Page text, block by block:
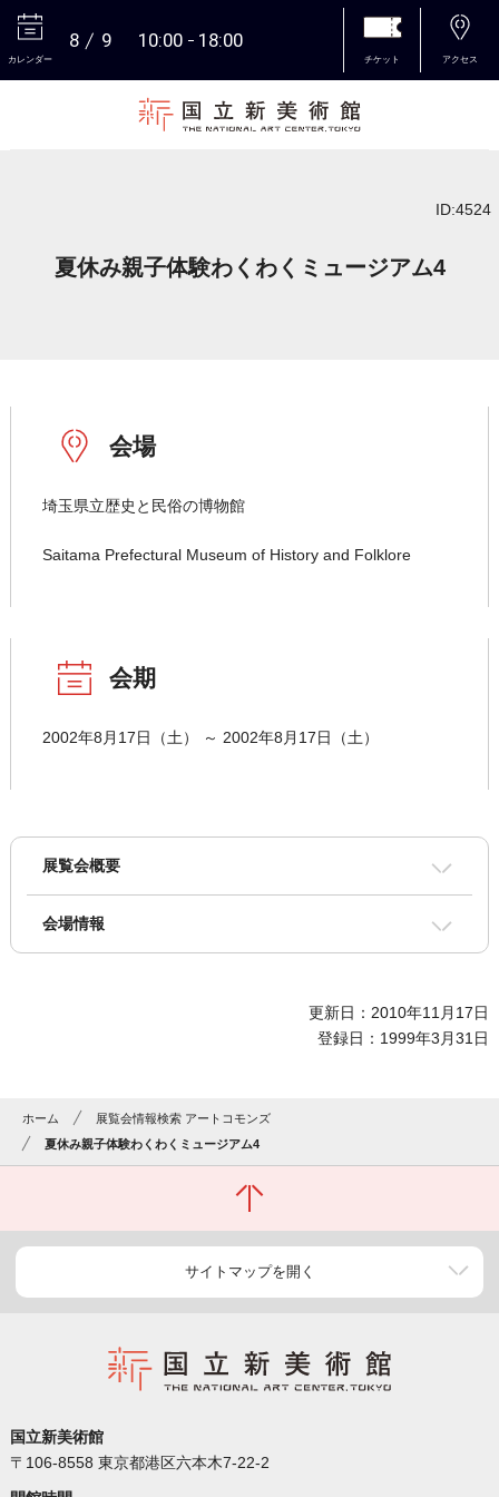
カレンダー
8 9 10:00 18:00
チケット アクセス
ID:4524
夏休み親子体験わくわくミュージアム4
会場
埼玉県立歴史と民俗の博物館
Saitama Prefectural Museum of History and Folklore
会期
2002年8月17日（土） ～ 2002年8月17日（土）
展覧会概要
会場情報
更新日：2010年11月17日
登録日：1999年3月31日
ホーム
展覧会情報検索 アートコモンズ
夏休み親子体験わくわくミュージアム4
サイトマップを開く
国立新美術館
〒106-8558 東京都港区六本木7-22-2